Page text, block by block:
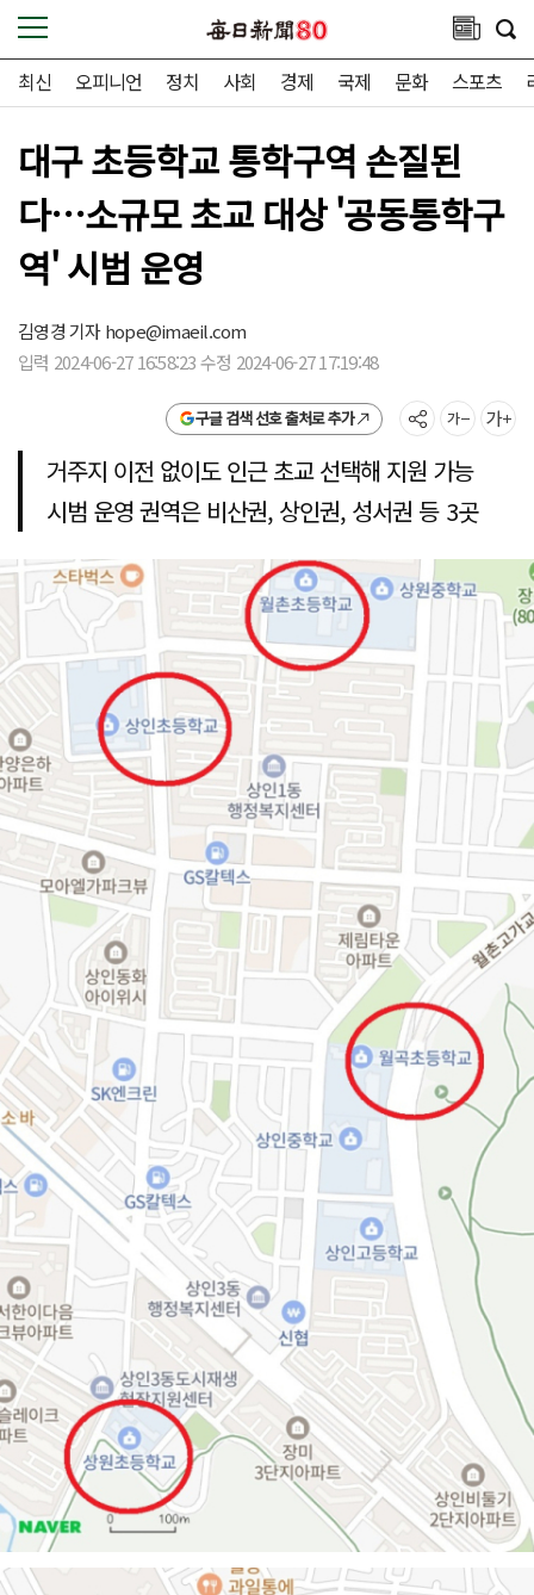
최신 오피니언 정치 사회 경제 국제 문화 스포츠
대구 초등학교 통학구역 손질된
다…소규모 초교 대상 '공동통학구
역' 시범 운영
김영경 기자hope@imaeil.com
입력 2024-06-27 16:58:23 수정 2024-06-27 17:19:48
구글 검색 선호 출처로 추가
거주지 이전 없이도 인근 초교 선택해 지원 가능
시범 운영 권역은 비산권, 상인권, 성서권 등 3곳